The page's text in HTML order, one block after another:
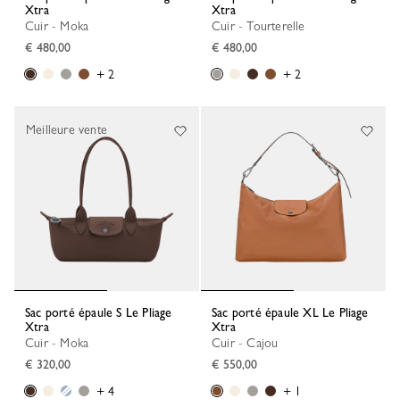
Xtra
Cuir - Moka
€ 480,00
+ 2
Xtra
Cuir - Tourterelle
€ 480,00
+ 2
Sac porté épaule S Le Pliage
Xtra
Cuir - Moka
€ 320,00
+ 4
Meilleure vente
Sac porté épaule XL Le Pliage
Xtra
Cuir - Cajou
€ 550,00
+ 1